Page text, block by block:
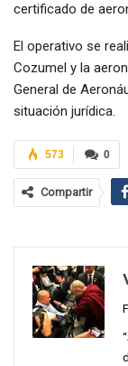
certificado de
El operativo se
Cozumel y la
General de
situación jurídica.
0
573
Compartir